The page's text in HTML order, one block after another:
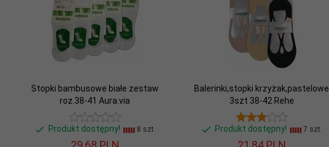
Stopki bambusowe białe zestaw
roz.38-41 Aura.via
Produkt dostępny! 8 szt.
Balerinki,stopki krzyżak,pastelowe
3szt 38-42 Rehe
Produkt dostępny! 7 szt.